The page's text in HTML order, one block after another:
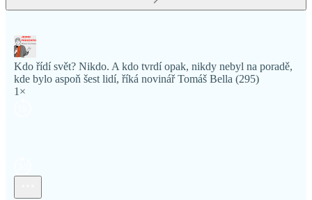
Kdo řídí svět? Nikdo. A kdo tvrdí opak, nikdy nebyl na poradě,
kde bylo aspoň šest lidí, říká novinář Tomáš Bella (295)
1×